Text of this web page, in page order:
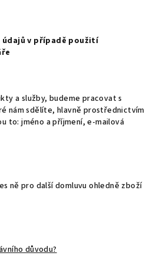
údajů v případě použití
a služby, budeme pracovat s
nám sdělíte, hlavně prostřednictvím
to:jméno a příjmení, e-mailová
pro další domluvu ohledně zboží
důvodu?